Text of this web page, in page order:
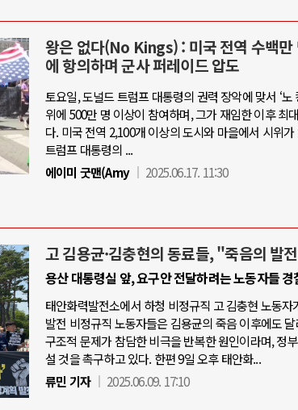
왕은 없다(No Kings) : 미국 전역 수백만
에 항의하며 군사 퍼레이드 압도
토요일, 도널드 트럼프 대통령의 권력 장악에 맞서 ‘
위에 500만 명 이상이 참여하며, 그가 재임한 이후 최
다. 미국 전역 2,100개 이상의 도시와 마을에서 시위
트럼프 대통령의 ...
에이미 굿맨(Amy
2025.06.17. 11:30
고 김용균·김충현의 동료들, "죽음의 발
용산 대통령실 앞, 요구안 전달하려는 노동자들 경
태안화력발전소에서 하청 비정규직 고 김충현 노동
발전 비정규직 노동자들은 김용균의 죽음 이후에도
구조적 문제가 참담한 비극을 반복한 원인이라며, 정
설 것을 촉구하고 있다. 한편 9일 오후 태안화...
류민 기자
2025.06.09. 17:10